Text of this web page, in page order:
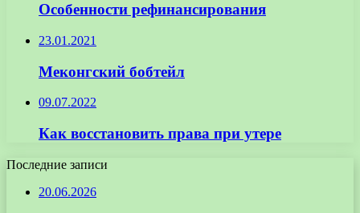
Особенности рефинансирования
23.01.2021
Меконгский бобтейл
09.07.2022
Как восстановить права при утере
Последние записи
20.06.2026